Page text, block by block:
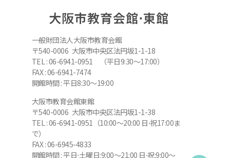
大阪市教育会館⋅東館
一般財団法人大阪市教育会館
〒540-0006 大阪市中央区法円坂1-1-18
TEL : 06-6941-0951 （平日9:30～17:00）
FAX : 06-6941-7474
開館時間 : 平日8:30～19:00
大阪市教育会館東館
〒540-0006 大阪市中央区法円坂1-1-38
TEL : 06-6941-0951（10:00～20:00 日⋅祝17:00ま
で）
FAX : 06-6945-4833
開館時間 : 平日⋅土曜日:9:00～21:00 日⋅祝:9:00～